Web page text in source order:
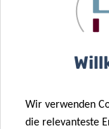
projects
Individual
Wir verwenden
die relevanteste